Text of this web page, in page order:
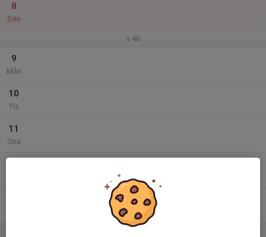
8
Sön
v.46
9
Mån
10
Tis
11
Ons